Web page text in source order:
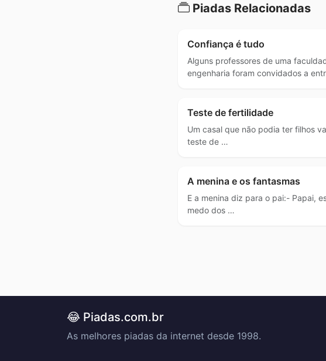
Piadas Relacionadas
Confiança é tudo
Alguns professores de uma
engenharia foram convidados a
Teste de fertilidade
Um casal que não podia ter filhos
teste de …
A menina e os fantasmas
E a menina diz para o pai:- Papai,
medo dos …
😂 Piadas.com.br
As melhores piadas da internet desde 1998.